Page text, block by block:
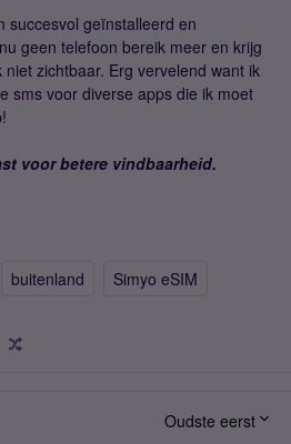
succesvol geïnstalleerd en
geen telefoon bereik meer en krijg
zichtbaar. Erg vervelend want ik
sms voor diverse apps die ik moet
voor betere vindbaarheid.
buitenland Simyo eSIM
Oudste eerst